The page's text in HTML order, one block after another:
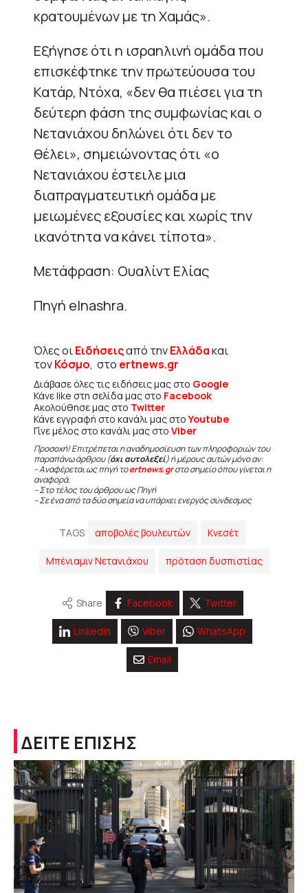
κρατουμένων με τη Χαμάς».
Εξήγησε ότι η ισραηλινή ομάδα που
επισκέφτηκε την πρωτεύουσα του
Κατάρ, Ντόχα, «δεν θα πιέσει για τη
δεύτερη φάση της συμφωνίας και ο
Νετανιάχου δηλώνει ότι δεν το
θέλει», σημειώνοντας ότι «ο
Νετανιάχου έστειλε μια
διαπραγματευτική ομάδα με
μειωμένες εξουσίες και χωρίς την
ικανότητα να κάνει τίποτα».
Μετάφραση: Ουαλίντ Ελίας
Πηγή elnashra.
Όλες οιΕιδήσειςαπό τηνΕλλάδακαι
τονΚόσμο, στο ertnews.gr
Διάβασε όλες τις ειδήσεις μας στο Google
Κάνε like στη σελίδα μας στο Facebook
Ακολούθησε μας στο Twitter
Κάνε εγγραφή στο κανάλι μας στοYoutube
Γίνε μέλος στο κανάλι μας στο Viber
Προσοχή! Επιτρέπεται η αναδημοσίευση των πληροφοριών του
παραπάνω άρθρου (όχι αυτολεξεί) ή μέρους αυτών μόνο αν:
– Αναφέρεται ως πηγή τοertnews.grστο σημείο όπου γίνεται η
αναφορά.
– Στο τέλος του άρθρου ως Πηγή
– Σε ένα από τα δύο σημεία να υπάρχει ενεργός σύνδεσμος
TAGS αποβολές βουλευτών Κνεσέτ
Μπένιαμιν Νετανιάχου πρόταση δυσπιστίας
Share Facebook Twitter
Linkedin Viber WhatsApp
Email
ΔΕΙΤΕ ΕΠΙΣΗΣ